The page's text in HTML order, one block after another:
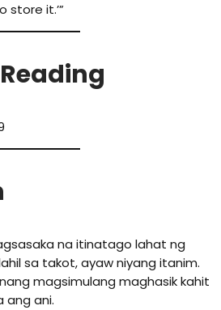
it.’”
na itinatago lahat ng
sa takot, ayaw niyang itanim.
magsimulang maghasik kahit
ang ani.